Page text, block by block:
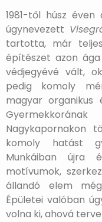
1981-től húsz
úgynevezett
tartotta, már
építészet azon
védjegyévé vált,
pedig komoly
magyar organikus
Nagykapornakon
komoly hatást
Munkáiban újra
motívumok,
állandó elem
Épületei valóban
volna ki, ahová